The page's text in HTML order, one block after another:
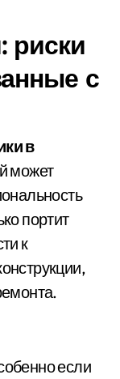
риски
с
в
может
портит
к
если